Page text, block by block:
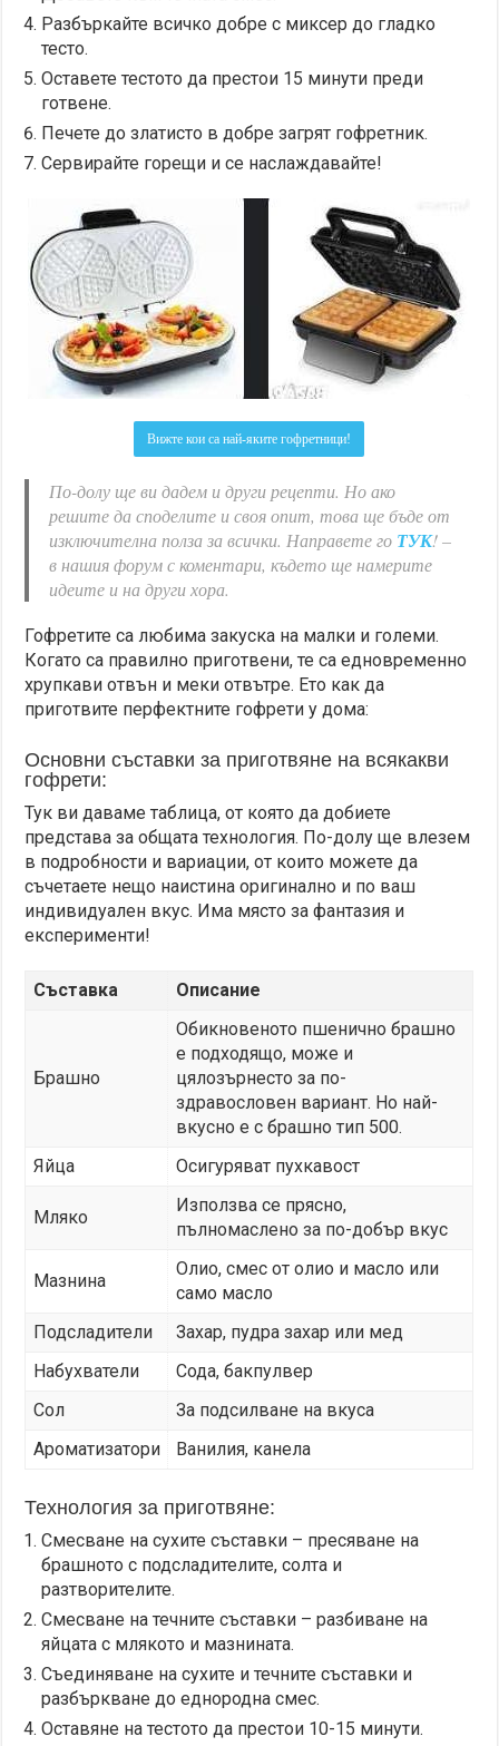
Разбъркайте всичко добре с миксер до гладко
тесто.
Оставете тестото да престои 15 минути преди
готвене.
Печете до златисто в добре загрят гофретник.
Сервирайте горещи и се наслаждавайте!
Вижте кои са най-яките гофретници!
По-долу ще ви дадем и други рецепти. Но ако
решите да споделите и своя опит, това ще бъде от
изключителна полза за всички. Направете го ТУК! –
в нашия форум с коментари, където ще намерите
идеите и на други хора.
Гофретите са любима закуска на малки и големи.
Когато са правилно приготвени, те са едновременно
хрупкави отвън и меки отвътре. Ето как да
приготвите перфектните гофрети у дома:
Основни съставки за приготвяне на всякакви
гофрети:
Тук ви даваме таблица, от която да добиете
представа за общата технология. По-долу ще влезем
в подробности и вариации, от които можете да
съчетаете нещо наистина оригинално и по ваш
индивидуален вкус. Има място за фантазия и
експерименти!
Съставка Описание
Брашно
Обикновеното пшенично брашно
е подходящо, може и
цялозърнесто за по-
здравословен вариант. Но най-
вкусно е с брашно тип 500.
Яйца
Осигуряват пухкавост
Мляко
Използва се прясно,
пълномаслено за по-добър вкус
Мазнина
Олио, смес от олио и масло или
само масло
Подсладители
Захар, пудра захар или мед
Набухватели
Сода, бакпулвер
Сол
За подсилване на вкуса
Ароматизатори
Ванилия, канела
Технология за приготвяне:
Смесване на сухите съставки – пресяване на
брашното с подсладителите, солта и
разтворителите.
Смесване на течните съставки – разбиване на
яйцата с млякото и мазнината.
Съединяване на сухите и течните съставки и
разбъркване до еднородна смес.
Оставяне на тестото да престои 10-15 минути.